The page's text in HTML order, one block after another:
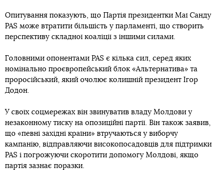
Опитування показують, що Партія президентки Маї Санду
PAS може втратити більшість у парламенті, що створить
перспективу складної коаліції з іншими силами.
Головними опонентами PAS є кілька сил, серед яких
номінально проєвропейський блок «Альтернатива» та
проросійський, який очолює колишній президент Ігор
Додон.
У своїх соцмережах він звинуватив владу Молдови у
незаконному тиску на опозиційні партії. Він також заявив,
що «певні західні країни» втручаються у виборчу
кампанію, відправляючи високопосадовців для підтримки
PAS і погрожуючи скоротити допомогу Молдові, якщо
партія зазнає поразки.